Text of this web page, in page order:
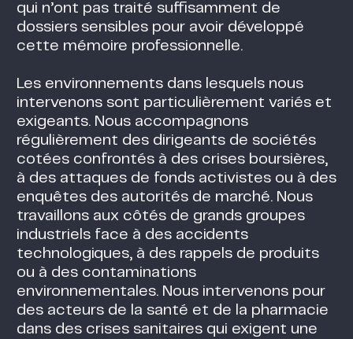
qui n’ont pas traité suffisamment de
dossiers sensibles pour avoir développé
cette mémoire professionnelle.
Les environnements dans lesquels nous
intervenons sont particulièrement variés et
exigeants. Nous accompagnons
régulièrement des dirigeants de sociétés
cotées confrontés à des crises boursières,
à des attaques de fonds activistes ou à des
enquêtes des autorités de marché. Nous
travaillons aux côtés de grands groupes
industriels face à des accidents
technologiques, à des rappels de produits
ou à des contaminations
environnementales. Nous intervenons pour
des acteurs de la santé et de la pharmacie
dans des crises sanitaires qui exigent une